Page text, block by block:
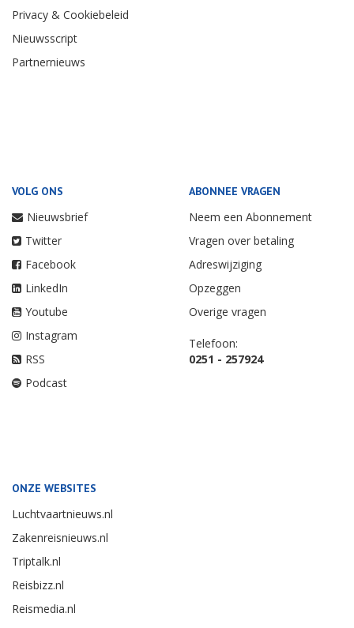
Privacy & Cookiebeleid
Nieuwsscript
Partnernieuws
VOLG ONS
Nieuwsbrief
Twitter
Facebook
LinkedIn
Youtube
Instagram
RSS
Podcast
ABONNEE VRAGEN
Neem een Abonnement
Vragen over betaling
Adreswijziging
Opzeggen
Overige vragen
Telefoon:
0251 - 257924
ONZE WEBSITES
Luchtvaartnieuws.nl
Zakenreisnieuws.nl
Triptalk.nl
Reisbizz.nl
Reismedia.nl